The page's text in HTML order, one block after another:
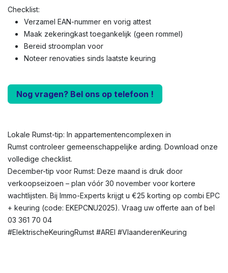
Checklist:
Verzamel EAN-nummer en vorig attest
Maak zekeringkast toegankelijk (geen rommel)
Bereid stroomplan voor
Noteer renovaties sinds laatste keuring
Nog vragen? Bel ons op telefoon !
Lokale Rumst-tip: In appartementencomplexen in
Rumst controleer gemeenschappelijke arding. Download onze
volledige checklist.
December-tip voor Rumst: Deze maand is druk door
verkoopseizoen – plan vóór 30 november voor kortere
wachtlijsten. Bij Immo-Experts krijgt u €25 korting op combi EPC
+ keuring (code: EKEPCNU2025). Vraag uw offerte aan of bel
03 361 70 04
#ElektrischeKeuringRumst #AREI #VlaanderenKeuring